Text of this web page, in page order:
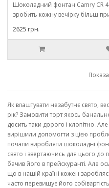
Шоколадний фонтан Camry CR
зробить кожну вечірку більш
2625 грн.
Як влаштувати незабутнє свято,
рік? Замовити торт якось
досить таки дорого і клопітно.
вирішили допомогти з цією
почали виробляти шоколадні
свято і звертаючись для цього
бачив його в прейскуранті. Але
що в нашій країні кожен
часто перевищує його